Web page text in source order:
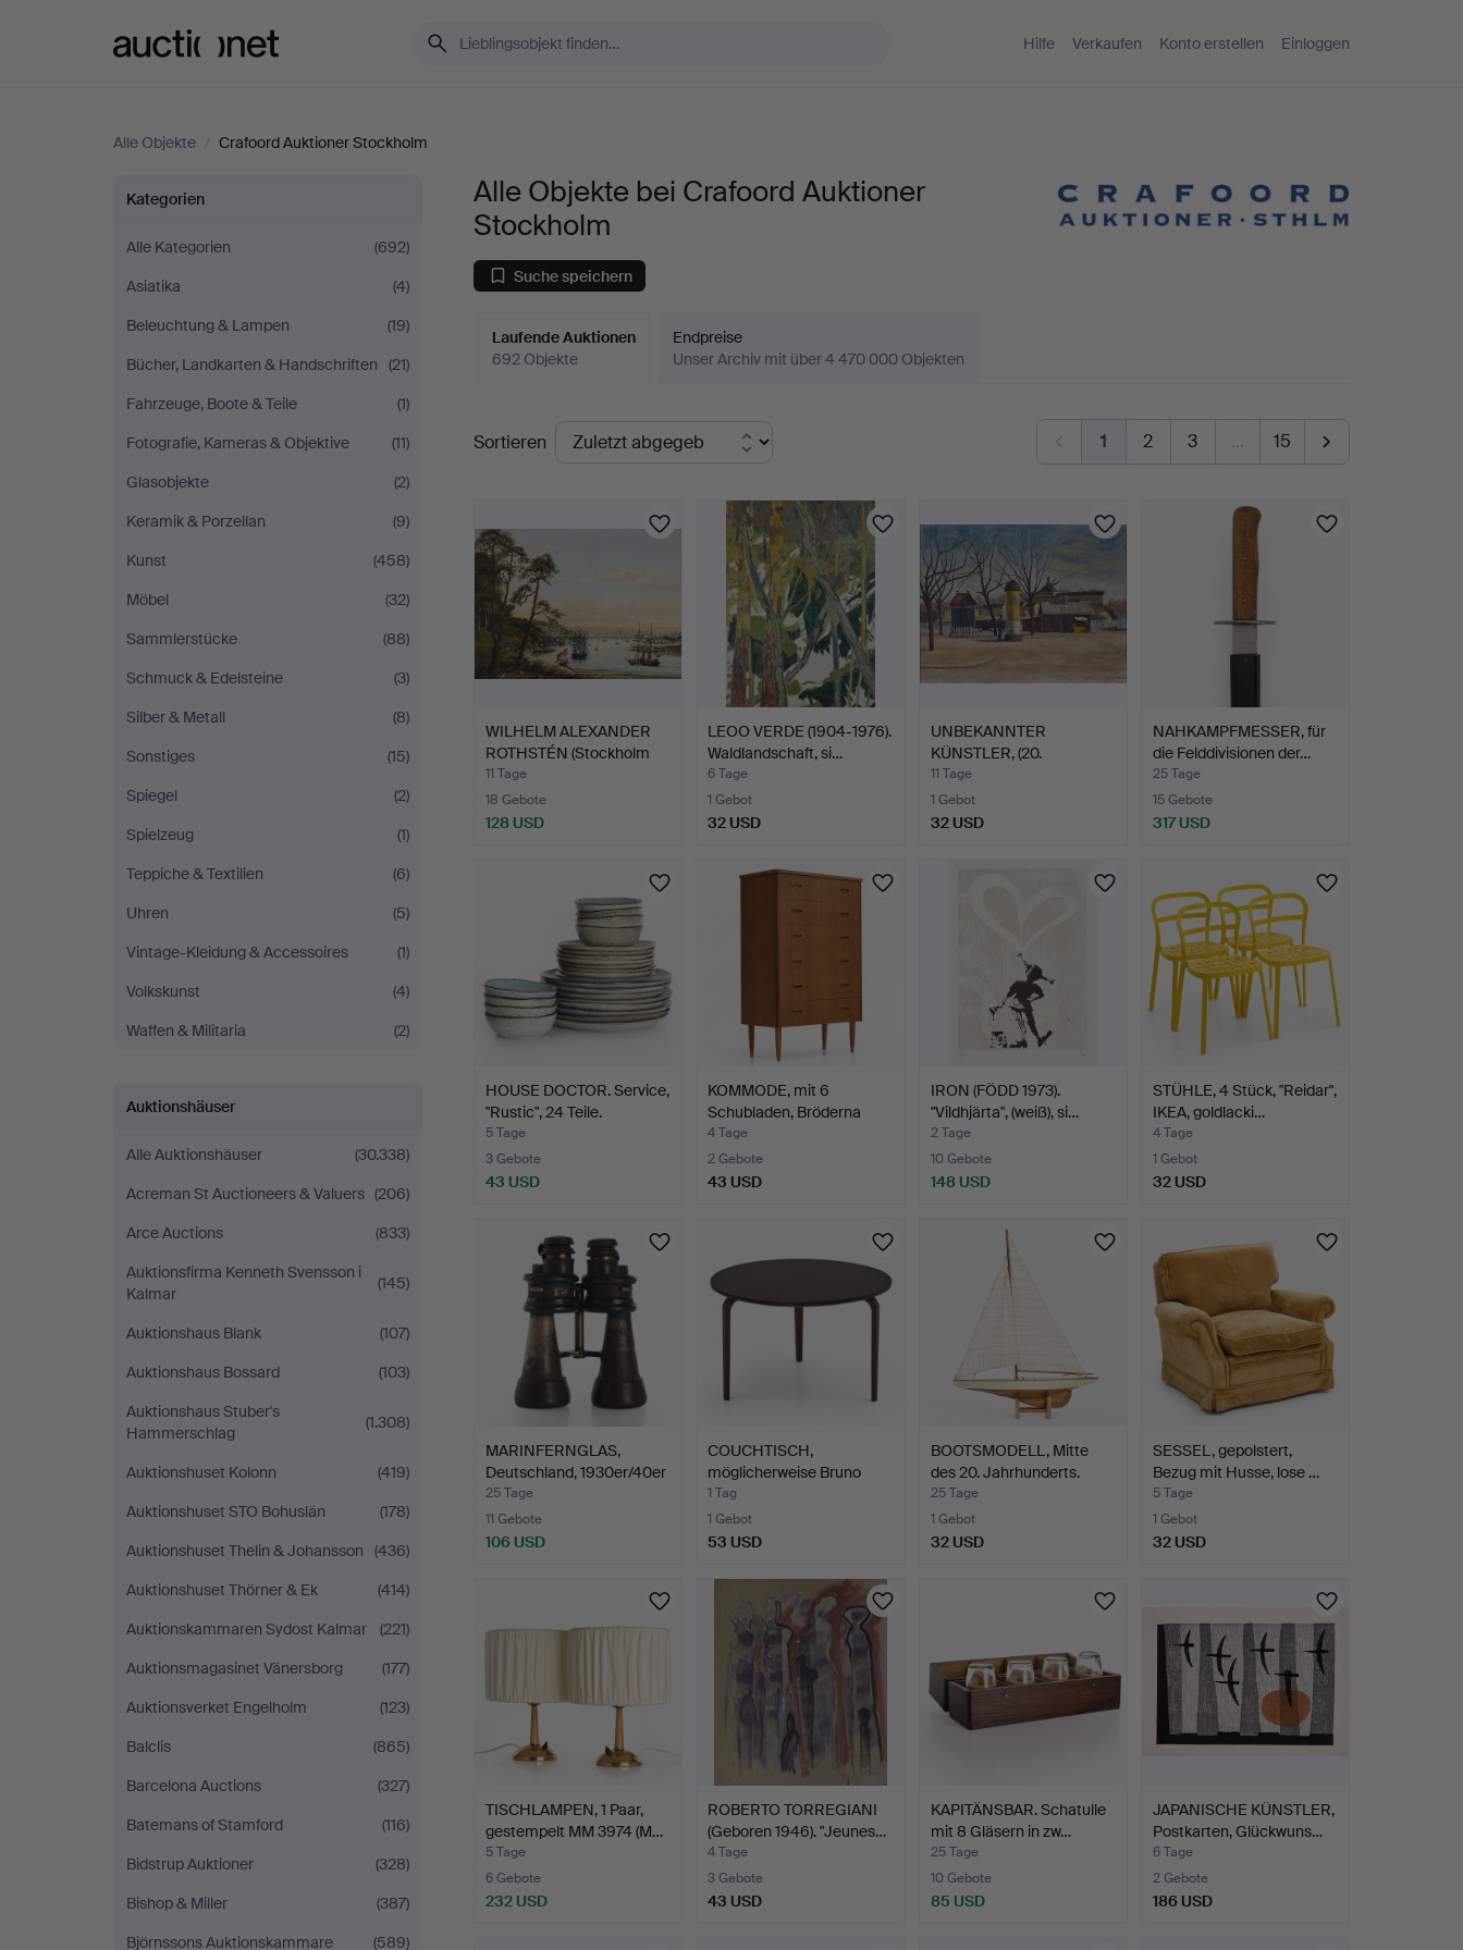
Hilfe Verkaufen Konto erstellen Einloggen
Alle Objekte / Crafoord Auktioner Stockholm
Alle
Objekte
bei
Crafoord
Auktioner
Stockholm
Kategorien
Alle Kategorien
(692)
Asiatika
(4)
Beleuchtung & Lampen
(19)
Bücher, Landkarten & Handschriften
(21)
Fahrzeuge, Boote & Teile
(1)
Fotografie, Kameras & Objektive
(11)
Glasobjekte
(2)
Keramik & Porzellan
(9)
Kunst
(458)
Möbel
(32)
Sammlerstücke
(88)
Schmuck & Edelsteine
(3)
Silber & Metall
(8)
Sonstiges
(15)
Spiegel
(2)
Spielzeug
(1)
Teppiche & Textilien
(6)
Uhren
(5)
Vintage-Kleidung & Accessoires
(1)
Volkskunst
(4)
Waffen & Militaria
(2)
Auktionshäuser
Alle Auktionshäuser
(30.338)
Acreman St Auctioneers & Valuers (206)
Arce Auctions
(833)
Auktionsfirma Kenneth Svensson i
Kalmar
(145)
Auktionshaus Blank
(107)
Auktionshaus Bossard
(103)
Auktionshaus Stuber's
Hammerschlag
(1.308)
Auktionshuset Kolonn
(419)
Auktionshuset STO Bohuslän
(178)
Auktionshuset Thelin & Johansson
(436)
Auktionshuset Thörner & Ek
(414)
Auktionskammaren Sydost Kalmar
(221)
Auktionsmagasinet Vänersborg
(177)
Auktionsverket Engelholm
(123)
Balclis
(865)
Barcelona Auctions
(327)
Batemans of Stamford
(116)
Bidstrup Auktioner
(328)
Bishop & Miller
(387)
Björnssons Auktionskammare
(589)
Alle Objekte bei Crafoord Auktioner
Stockholm
Suche speichern
Laufende Auktionen
692 Objekte
Endpreise
Unser Archiv mit über 4 470 000 Objekten
Laufende
Auktionen
Sortieren 1 2 3 … 15
WILHELM ALEXANDER
ROTHSTÉN (Stockholm
1858…
11 Tage
18 Gebote
128 USD
LEOO VERDE (1904-1976).
Waldlandschaft, si…
6 Tage
1 Gebot
32 USD
UNBEKANNTER
KÜNSTLER, (20.
Jahrhundert), A…
11 Tage
1 Gebot
32 USD
NAHKAMPFMESSER, für
die Felddivisionen der…
25 Tage
15 Gebote
317 USD
HOUSE DOCTOR. Service,
"Rustic", 24 Teile.
5 Tage
3 Gebote
43 USD
KOMMODE, mit 6
Schubladen, Bröderna
Gustaf…
4 Tage
2 Gebote
43 USD
IRON (FÖDD 1973).
"Vildhjärta", (weiß), si…
2 Tage
10 Gebote
148 USD
STÜHLE, 4 Stück, "Reidar",
IKEA, goldlacki…
4 Tage
1 Gebot
32 USD
MARINFERNGLAS,
Deutschland, 1930er/40er
Ja…
25 Tage
11 Gebote
106 USD
COUCHTISCH,
möglicherweise Bruno
Mathssons…
1 Tag
1 Gebot
53 USD
BOOTSMODELL, Mitte
des 20. Jahrhunderts.
25 Tage
1 Gebot
32 USD
SESSEL, gepolstert,
Bezug mit Husse, lose …
5 Tage
1 Gebot
32 USD
TISCHLAMPEN, 1 Paar,
gestempelt MM 3974 (M…
5 Tage
6 Gebote
232 USD
ROBERTO TORREGIANI
(Geboren 1946). "Jeunes…
4 Tage
3 Gebote
43 USD
KAPITÄNSBAR. Schatulle
mit 8 Gläsern in zw…
25 Tage
10 Gebote
85 USD
JAPANISCHE KÜNSTLER,
Postkarten, Glückwuns…
6 Tage
2 Gebote
186 USD